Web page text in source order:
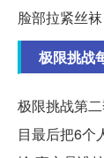
脸部拉紧丝
极限挑战
极限挑战第
目最后把6个